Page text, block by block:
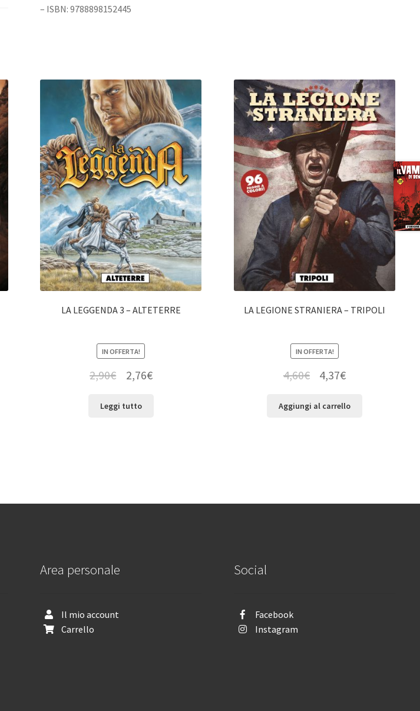
– ISBN: 9788898152445
LA LEGGENDA 3 – ALTETERRE
IN OFFERTA!
2,90€ 2,76€
Leggi tutto
LA LEGIONE STRANIERA – TRIPOLI
IN OFFERTA!
4,60€ 4,37€
Aggiungi al carrello
Area personale
Il mio account
Carrello
Social
Facebook
Instagram